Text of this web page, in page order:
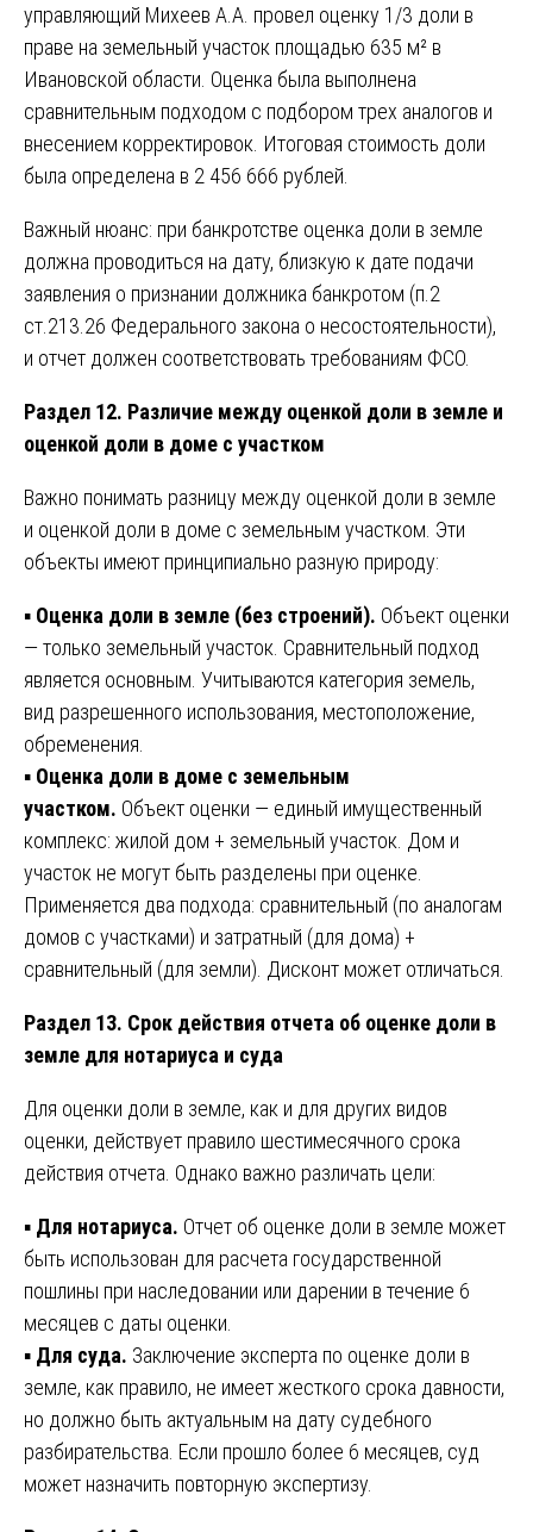
управляющий Михеев А.А. провел оценку 1/3 доли в
праве на земельный участок площадью 635 м² в
Ивановской области. Оценка была выполнена
сравнительным подходом с подбором трех аналогов и
внесением корректировок. Итоговая стоимость доли
была определена в 2 456 666 рублей.
Важный нюанс: при банкротстве оценка доли в земле
должна проводиться на дату, близкую к дате подачи
заявления о признании должника банкротом (п.2
ст.213.26 Федерального закона о несостоятельности),
и отчет должен соответствовать требованиям ФСО.
Раздел 12. Различие между оценкой доли в земле и
оценкой доли в доме с участком
Важно понимать разницу между оценкой доли в земле
и оценкой доли в доме с земельным участком. Эти
объекты имеют принципиально разную природу:
▪️ Оценка доли в земле (без строений). Объект оценки
— только земельный участок. Сравнительный подход
является основным. Учитываются категория земель,
вид разрешенного использования, местоположение,
обременения.
▪️ Оценка доли в доме с земельным
участком. Объект оценки — единый имущественный
комплекс: жилой дом + земельный участок. Дом и
участок не могут быть разделены при оценке.
Применяется два подхода: сравнительный (по аналогам
домов с участками) и затратный (для дома) +
сравнительный (для земли). Дисконт может отличаться.
Раздел 13. Срок действия отчета об оценке доли в
земле для нотариуса и суда
Для оценки доли в земле, как и для других видов
оценки, действует правило шестимесячного срока
действия отчета. Однако важно различать цели:
▪️ Для нотариуса. Отчет об оценке доли в земле может
быть использован для расчета государственной
пошлины при наследовании или дарении в течение 6
месяцев с даты оценки.
▪️ Для суда. Заключение эксперта по оценке доли в
земле, как правило, не имеет жесткого срока давности,
но должно быть актуальным на дату судебного
разбирательства. Если прошло более 6 месяцев, суд
может назначить повторную экспертизу.